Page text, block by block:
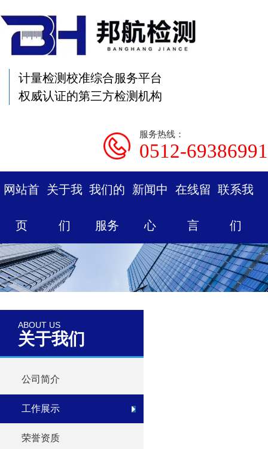
计量检测校准综合服务平台
权威认证的第三方检测机构
服务热线：
0512-69386991
网站首
页
关于我
们
我们的
服务
新闻中
心
在线留
言
联系我
们
ABOUT US
关于我们
公司简介
工作展示
荣誉资质